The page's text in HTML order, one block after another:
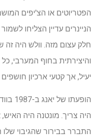
הפטריוטים או הצ'יפים
הניינרים עדיין הצליחו
חלק עצום מזה. וולש היה
והיצירתית בחוף המערבי,
יעיל, אך קטעי ארכיון
היה צריך. מונטנה היה
התברר בבירור שהגיבוי שלו